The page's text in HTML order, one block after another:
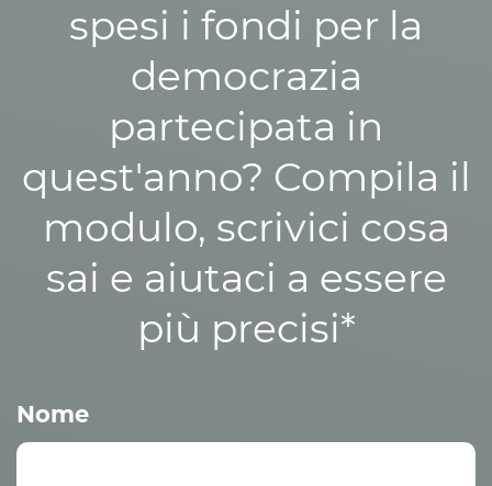
spesi i fondi per la
democrazia
partecipata in
quest'anno? Compila il
modulo, scrivici cosa
sai e aiutaci a essere
più precisi*
Nome